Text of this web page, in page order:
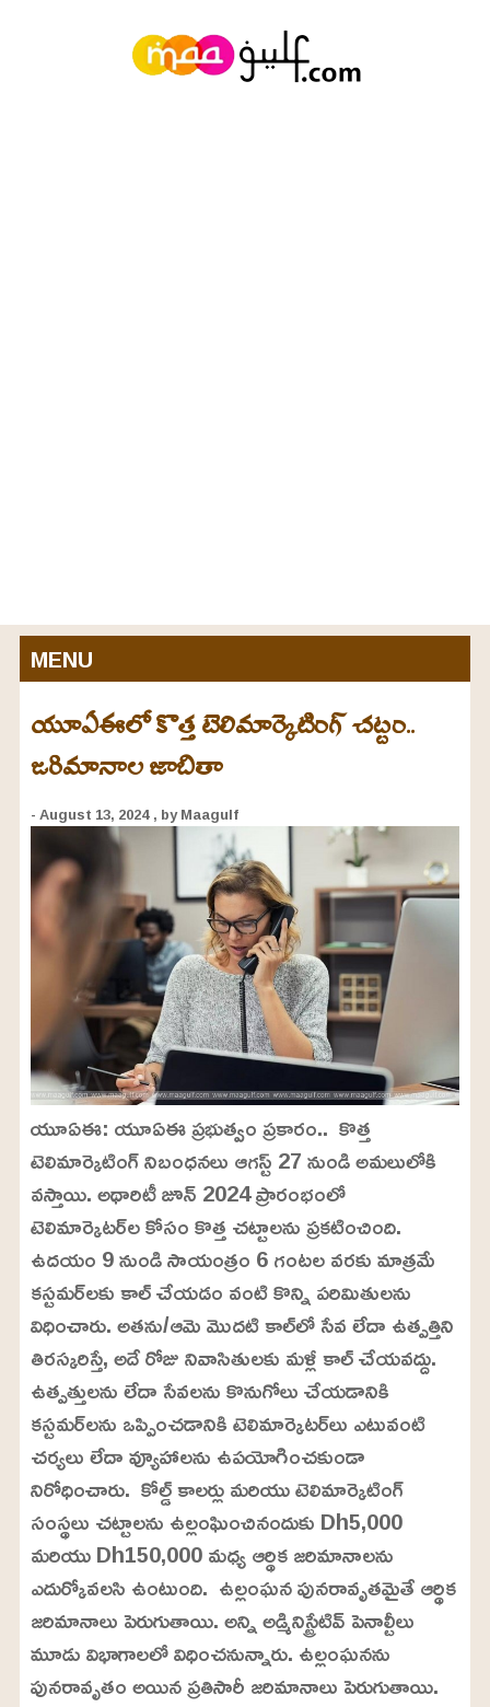
MENU
యూఏఈలో కొత్త టెలిమార్కెటింగ్ చట్టం..
జరిమానాల జాబితా
- August 13, 2024 , by Maagulf
యూఏఈ: యూఏఈ ప్రభుత్వం ప్రకారం.. కొత్త
టెలిమార్కెటింగ్ నిబంధనలు ఆగస్ట్ 27 నుండి అమలులోకి
వస్తాయి. అథారిటీ జూన్ 2024 ప్రారంభంలో
టెలిమార్కెటర్‌ల కోసం కొత్త చట్టాలను ప్రకటించింది.
ఉదయం 9 నుండి సాయంత్రం 6 గంటల వరకు మాత్రమే
కస్టమర్‌లకు కాల్ చేయడం వంటి కొన్ని పరిమితులను
విధించారు. అతను/ఆమె మొదటి కాల్‌లో సేవ లేదా ఉత్పత్తిని
తిరస్కరిస్తే, అదే రోజు నివాసితులకు మళ్లీ కాల్ చేయవద్దు.
ఉత్పత్తులను లేదా సేవలను కొనుగోలు చేయడానికి
కస్టమర్‌లను ఒప్పించడానికి టెలిమార్కెటర్‌లు ఎటువంటి
చర్యలు లేదా వ్యూహాలను ఉపయోగించకుండా
నిరోధించారు. కోల్డ్ కాలర్లు మరియు టెలిమార్కెటింగ్
సంస్థలు చట్టాలను ఉల్లంఘించినందుకు Dh5,000
మరియు Dh150,000 మధ్య ఆర్థిక జరిమానాలను
ఎదుర్కోవలసి ఉంటుంది. ఉల్లంఘన పునరావృతమైతే ఆర్థిక
జరిమానాలు పెరుగుతాయి. అన్ని అడ్మినిస్ట్రేటివ్ పెనాల్టీలు
మూడు విభాగాలలో విధించనున్నారు. ఉల్లంఘనను
పునరావృతం అయిన ప్రతిసారీ జరిమానాలు పెరుగుతాయి.